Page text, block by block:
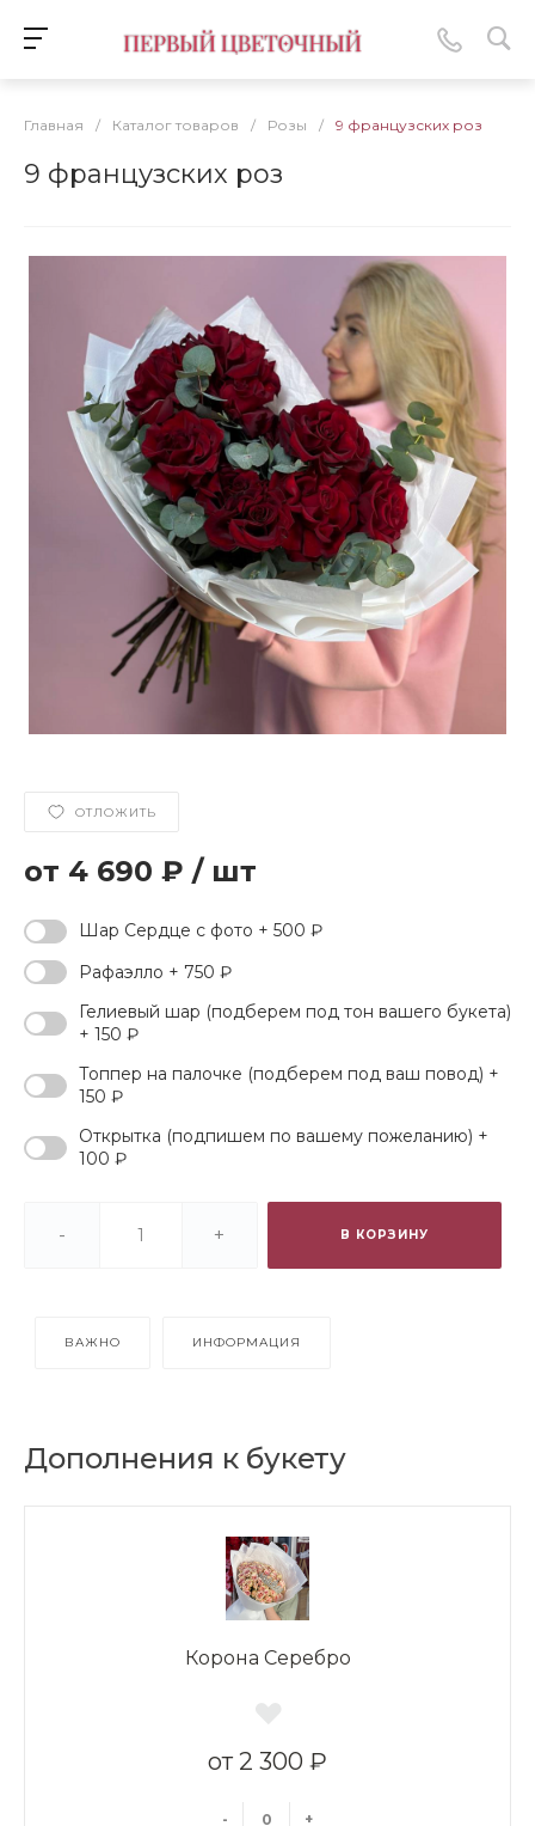
Главная / Каталог товаров / Розы / 9 французских роз
9 французских роз
ОТЛОЖИТЬ
4 690 ₽ / шт
Шар Сердце с фото + 500 ₽
Рафаэлло + 750 ₽
Гелиевый шар (подберем под тон вашего букета)
+ 150 ₽
Топпер на палочке (подберем под ваш повод) +
150 ₽
Открытка (подпишем по вашему пожеланию) +
100 ₽
- + В КОРЗИНУ
ВАЖНО ИНФОРМАЦИЯ
Дополнения к букету
Корона Серебро
2 300 ₽
- +